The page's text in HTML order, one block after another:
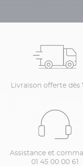
Livraison offerte dès
Assistance et
01 45 00 00 61